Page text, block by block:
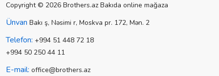
Copyright © 2026 Brothers.az Bakıda online mağaza
Ünvan Bakı ş, Nəsimi r, Moskva pr. 172, Mən. 2
Telefon: +994 51 448 72 18
+994 50 250 44 11
E-mail: office@brothers.az